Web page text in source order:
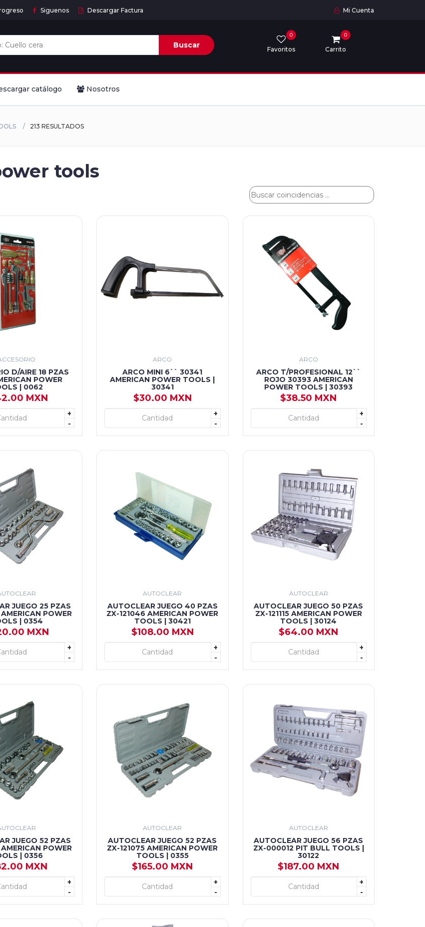
Siguenos Descargar Factura Mi Cuenta
Buscar Favoritos
0
Carrito
0
catálogo Nosotros
213 RESULTADOS
tools
D/AIRE 18 PZAS
POWER
| 0062
MXN
+
-
AGREGAR
ARCO
ARCO MINI 6`` 30341
AMERICAN POWER TOOLS |
30341
$30.00 MXN
+
-
+ AGREGAR
ARCO
ARCO T/PROFESIONAL 12``
ROJO 30393 AMERICAN
POWER TOOLS | 30393
$38.50 MXN
+
-
+ AGREGAR
JUEGO 25 PZAS
POWER
| 0354
MXN
+
-
AGREGAR
AUTOCLEAR
AUTOCLEAR JUEGO 40 PZAS
ZX-121046 AMERICAN POWER
TOOLS | 30421
$108.00 MXN
+
-
+ AGREGAR
AUTOCLEAR
AUTOCLEAR JUEGO 50 PZAS
ZX-121115 AMERICAN POWER
TOOLS | 30124
$64.00 MXN
+
-
+ AGREGAR
JUEGO 52 PZAS
POWER
| 0356
MXN
+
-
AGREGAR
AUTOCLEAR
AUTOCLEAR JUEGO 52 PZAS
ZX-121075 AMERICAN POWER
TOOLS | 0355
$165.00 MXN
+
-
+ AGREGAR
AUTOCLEAR
AUTOCLEAR JUEGO 56 PZAS
ZX-000012 PIT BULL TOOLS |
30122
$187.00 MXN
+
-
+ AGREGAR